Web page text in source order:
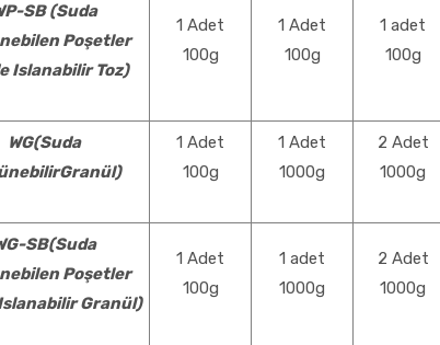
SB (Suda
Poşetler
Islanabilir Toz)
1 Adet
100g
1 Adet
100g
1 adet
100g
WG(Suda
1 Adet
100g
1 Adet
1000g
2 Adet
1000g
SB(Suda
Poşetler
Granül)
1 Adet
100g
1 adet
1000g
2 Adet
1000g